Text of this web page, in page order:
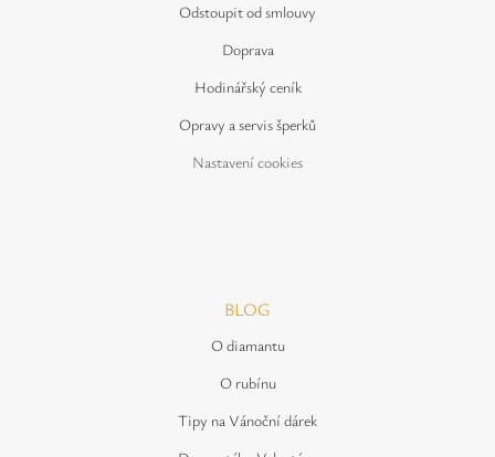
Odstoupit od smlouvy
Doprava
Hodinářský ceník
Opravy a servis šperků
Nastavení cookies
BLOG
O diamantu
O rubínu
Tipy na Vánoční dárek